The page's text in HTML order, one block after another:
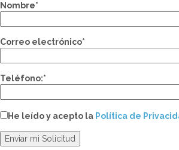
Nombre*
Correo electrónico*
Teléfono:*
He leído y acepto la Política de